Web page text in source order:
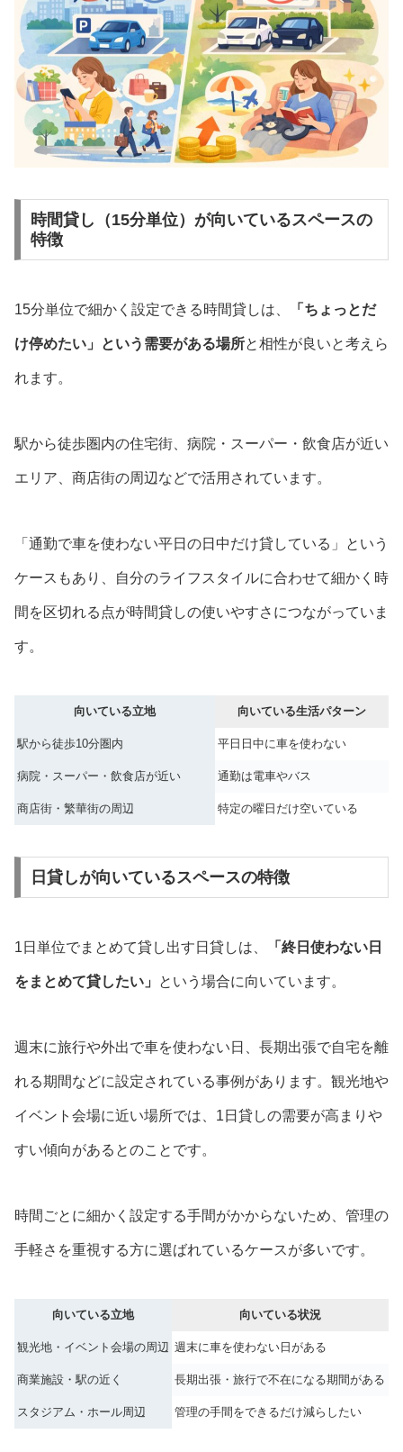
時間貸し（15分単位）が向いているスペースの
特徴
15分単位で細かく設定できる時間貸しは、 「ちょっとだ
け停めたい」という需要がある場所と相性が良いと考えら
れます。
駅から徒歩圏内の住宅街、病院・スーパー・飲食店が近い
エリア、商店街の周辺などで活用されています。
「通勤で車を使わない平日の日中だけ貸している」という
ケースもあり、自分のライフスタイルに合わせて細かく時
間を区切れる点が時間貸しの使いやすさにつながっていま
す。
向いている立地 向いている生活パターン
駅から徒歩10分圏内 平日日中に車を使わない
病院・スーパー・飲食店が近い 通勤は電車やバス
商店街・繁華街の周辺 特定の曜日だけ空いている
日貸しが向いているスペースの特徴
1日単位でまとめて貸し出す日貸しは、 「終日使わない日
をまとめて貸したい」 という場合に向いています。
週末に旅行や外出で車を使わない日、長期出張で自宅を離
れる期間などに設定されている事例があります。観光地や
イベント会場に近い場所では、1日貸しの需要が高まりや
すい傾向があるとのことです。
時間ごとに細かく設定する手間がかからないため、管理の
手軽さを重視する方に選ばれているケースが多いです。
向いている立地 向いている状況
観光地・イベント会場の周辺 週末に車を使わない日がある
商業施設・駅の近く 長期出張・旅行で不在になる期間がある
スタジアム・ホール周辺 管理の手間をできるだけ減らしたい